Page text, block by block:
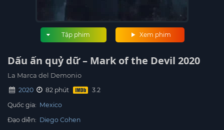
Xem phim
Tập phim
Dấu ấn quỷ dữ – Mark of the Devil 2020
La Marca del Demonio
2020
82 phút
Quốc gia: Mexico
Đạo diễn: Diego Cohen